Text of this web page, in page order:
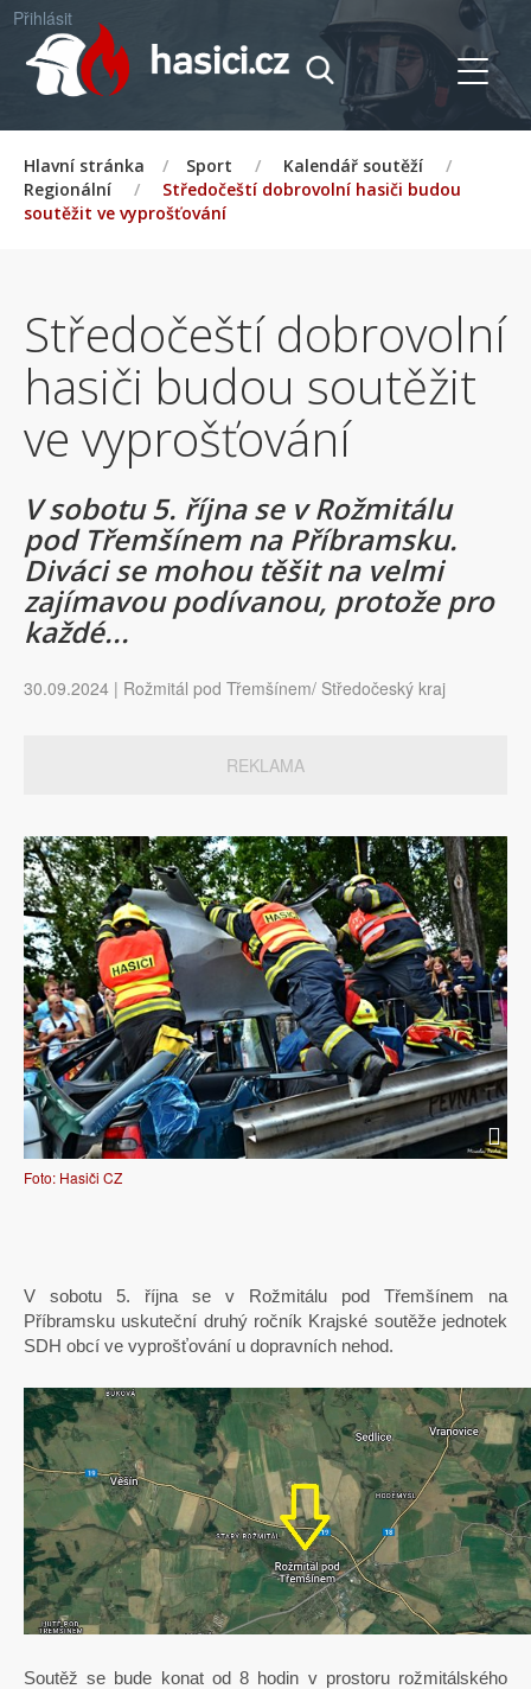
Přihlásit
Hlavní stránka / Sport / Kalendář soutěží
/
Regionální
/
Středočeští dobrovolní hasiči budou
soutěžit ve vyprošťování
Středočeští dobrovolní
hasiči budou soutěžit
ve vyprošťování
V sobotu 5. října se v Rožmitálu
pod Třemšínem na Příbramsku.
Diváci se mohou těšit na velmi
zajímavou podívanou, protože pro
každé...
30.09.2024 | Rožmitál pod Třemšínem/ Středočeský kraj
REKLAMA
Foto: Hasiči CZ
V sobotu 5. října se v Rožmitálu pod Třemšínem na
Příbramsku uskuteční druhý ročník Krajské soutěže jednotek
SDH obcí ve vyprošťování u dopravních nehod.
Soutěž se bude konat od 8 hodin v prostoru rožmitálského